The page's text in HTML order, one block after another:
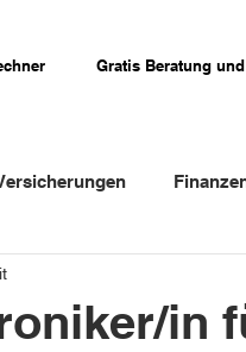
Gratis Beratung
in